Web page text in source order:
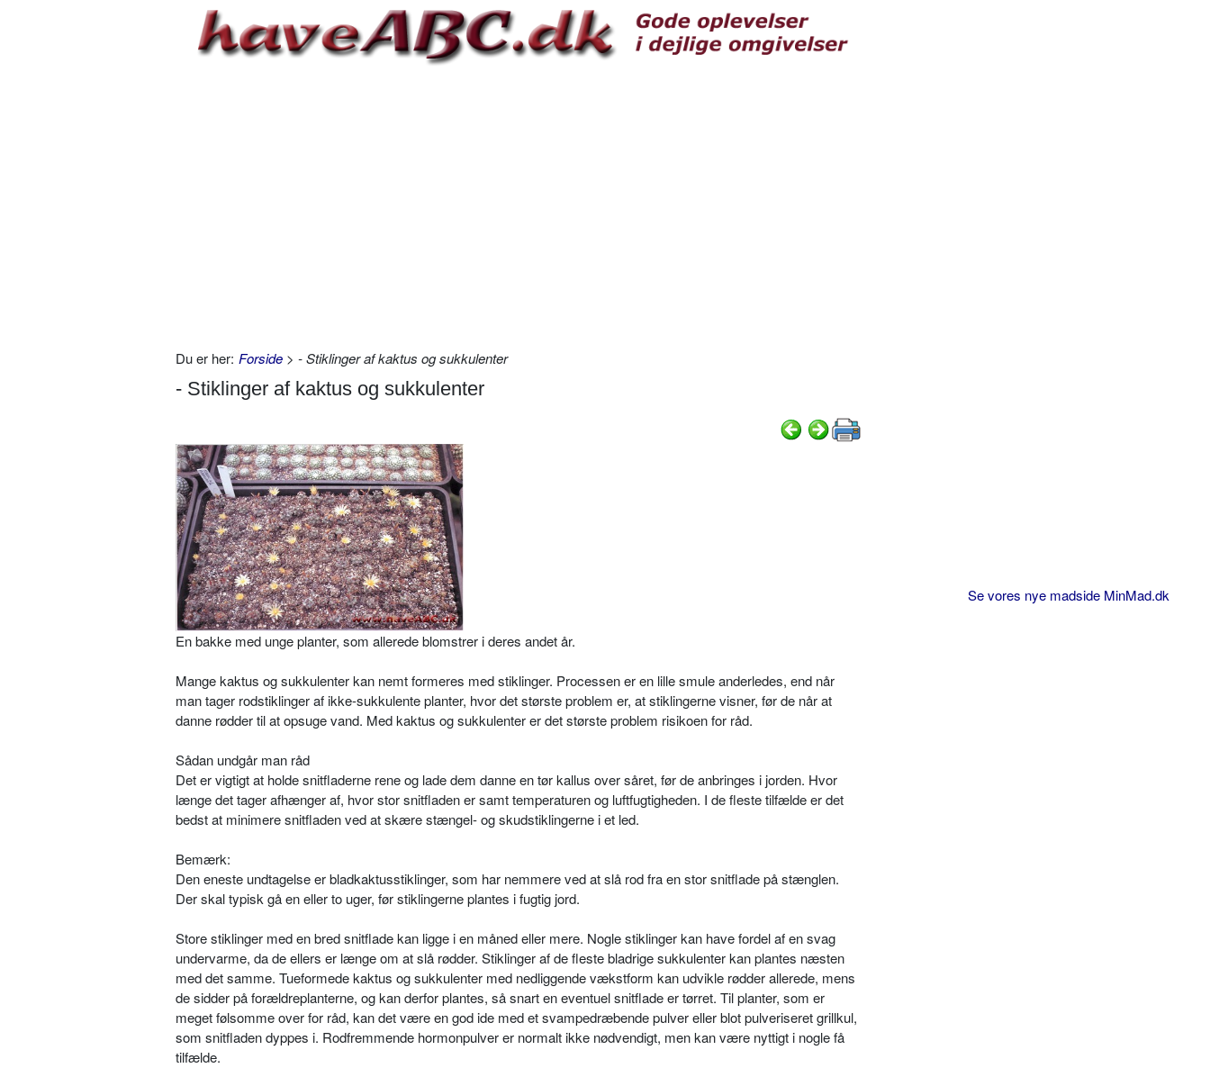
Du er her: Forside > - Stiklinger af kaktus og sukkulenter
- Stiklinger af kaktus og sukkulenter
En bakke med unge planter, som allerede blomstrer i deres andet år.
Mange kaktus og sukkulenter kan nemt formeres med stiklinger. Processen er en lille smule anderledes, end når
man tager rodstiklinger af ikke-sukkulente planter, hvor det største problem er, at stiklingerne visner, før de når at
danne rødder til at opsuge vand. Med kaktus og sukkulenter er det største problem risikoen for råd.
Sådan undgår man råd
Det er vigtigt at holde snitfladerne rene og lade dem danne en tør kallus over såret, før de anbringes i jorden. Hvor
længe det tager afhænger af, hvor stor snitfladen er samt temperaturen og luftfugtigheden. I de fleste til­fælde er det
bedst at minimere snitfladen ved at skære stængel- og skudstiklingerne i et led.
Bemærk:
Den eneste undtagelse er bladkaktusstiklin­ger, som har nemmere ved at slå rod fra en stor snitfla­de på stænglen.
Der skal typisk gå en eller to uger, før stiklingerne plantes i fugtig jord.
Store stiklinger med en bred snitflade kan ligge i en måned eller mere. Nog­le stiklinger kan have for­del af en svag
undervarme, da de ellers er længe om at slå rødder. Stiklinger af de fleste bladrige sukku­lenter kan plantes næsten
med det samme. Tuefor­mede kaktus og suk­kulenter med nedliggende vækstform kan udvikle rødder allerede, mens
de sidder på forældreplanter­ne, og kan derfor plantes, så snart en eventuel snit­flade er tørret. Til planter, som er
meget følsomme over for råd, kan det være en god ide med et svam­pedræbende pulver eller blot pulveriseret grillkul,
som snitfladen dyppes i. Rodfremmende hormon­pulver er normalt ikke nødvendigt, men kan være nyttigt i nogle få
tilfælde.
Se vores nye madside MinMad.dk